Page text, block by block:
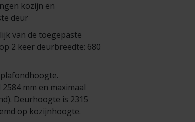
kozijn en
deur
van de toegepaste
2 keer deurbreedte: 680
mm en maximaal
Deurhoogte is 2315
op kozijnhoogte.